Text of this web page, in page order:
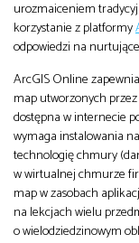
urozmaiceniem
korzystanie z platformy
odpowiedzi na
ArcGIS Online
map utworzonych
dostępna w internecie
wymaga instalowania
technologię chmury
w wirtualnej chmurze
map w zasobach
na lekcjach wielu
o wielodziedzinowym